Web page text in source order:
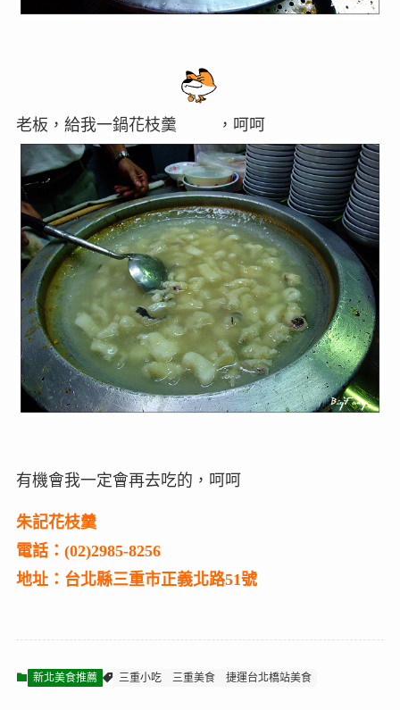
老板，給我一鍋花枝羹 ，呵呵
有機會我一定會再去吃的，呵呵
朱記花枝羹
電話：(02)2985-8256
地址：台北縣三重市正義北路51號
新北美食推薦 三重小吃 三重美食 捷運台北橋站美食